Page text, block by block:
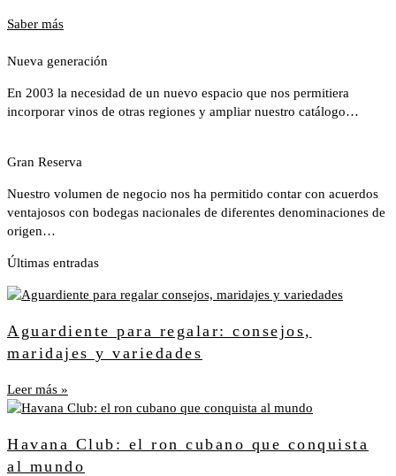
Saber más
Nueva generación
En 2003 la necesidad de un nuevo espacio que nos permitiera
incorporar vinos de otras regiones y ampliar nuestro catálogo…
Gran Reserva
Nuestro volumen de negocio nos ha permitido contar con acuerdos
ventajosos con bodegas nacionales de diferentes denominaciones de
origen…
Últimas entradas
Aguardiente para regalar: consejos,
maridajes y variedades
Leer más »
Havana Club: el ron cubano que conquista
al mundo